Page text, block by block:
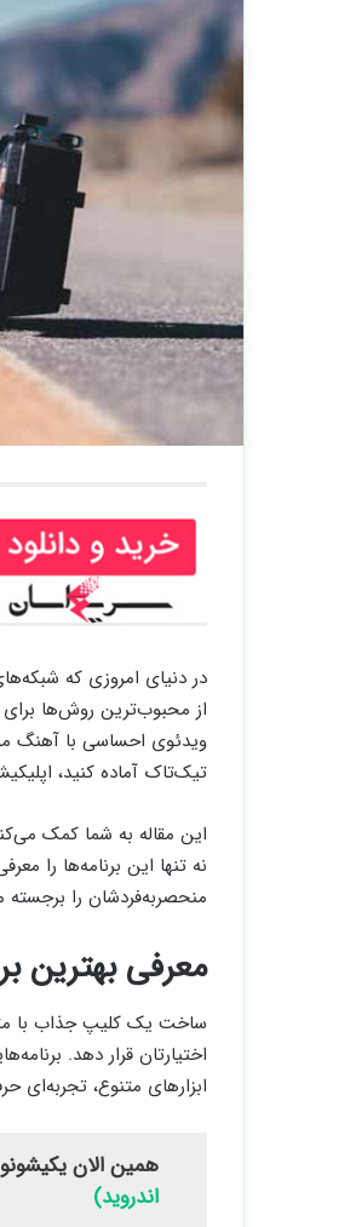
در دنیای امروزی که
از محبوب‌ترین روش‌ها
ویدئوی احساسی با آهنگ
تیک‌تاک آماده کنید،
نه تنها این برنامه‌ها را
منحصربه‌فردشان را برجسته
معرفی بهترین
ساخت یک کلیپ جذاب با
اختیارتان قرار دهد.
ابزارهای متنوع، تجربه‌ای
همین الان
اندروید)